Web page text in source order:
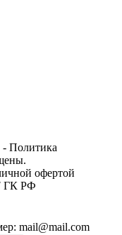
Политика
офертой
ГК РФ
mail@mail.com